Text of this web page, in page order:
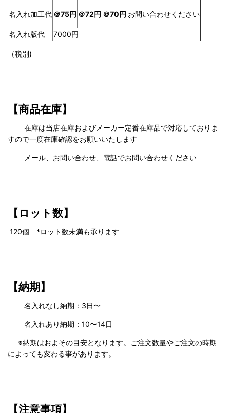
名入れ加工代 ＠75円 ＠72円 ＠70円 お問い合わせください
名入れ版代 7000円
（税別)
【商品在庫】
在庫は当店在庫およびメーカー定番在庫品で対応しておりま
すので一度在庫確認をお願いいたします
メール、お問い合わせ、電話でお問い合わせください
【ロット数】
120個 *ロット数未満も承ります
【納期】
名入れなし納期：3日〜
名入れあり納期：10〜14日
※納期はおよその目安となります。ご注文数量やご注文の時期
によっても変わる事があります。
【注意事項】